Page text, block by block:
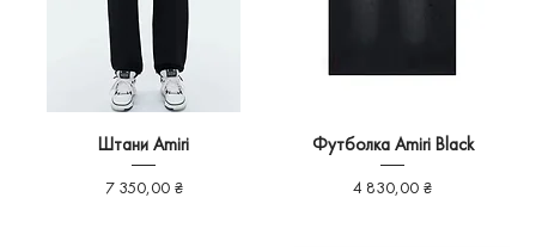
Штани Amiri
Ціна
7 350,00 ₴
Футболка Amiri Black
Ціна
4 830,00 ₴